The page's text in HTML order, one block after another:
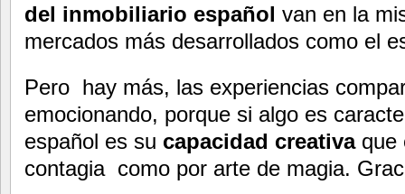
del inmobiliario español van en la
mercados más desarrollados como el
Pero hay más, las experiencias
emocionando, porque si algo es
español es su capacidad creativa
contagia como por arte de magia.